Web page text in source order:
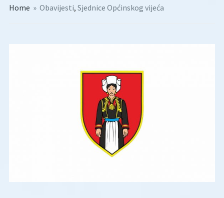
Home » Obavijesti, Sjednice Općinskog vijeća